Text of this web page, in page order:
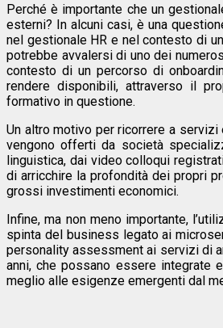
Perché è importante che un
esterni? In alcuni casi, è una
nel gestionale HR e nel contesto di
potrebbe avvalersi di uno dei
contesto di un percorso di
rendere disponibili, attraverso il
formativo in questione.
Un altro motivo per ricorrere a servizi
vengono offerti da società
linguistica, dai video colloqui
di arricchire la profondità dei propri
grossi investimenti economici.
Infine, ma non meno importante,
spinta del business legato ai
personality assessment ai servizi di
anni, che possano essere integrate
meglio alle esigenze emergenti dal